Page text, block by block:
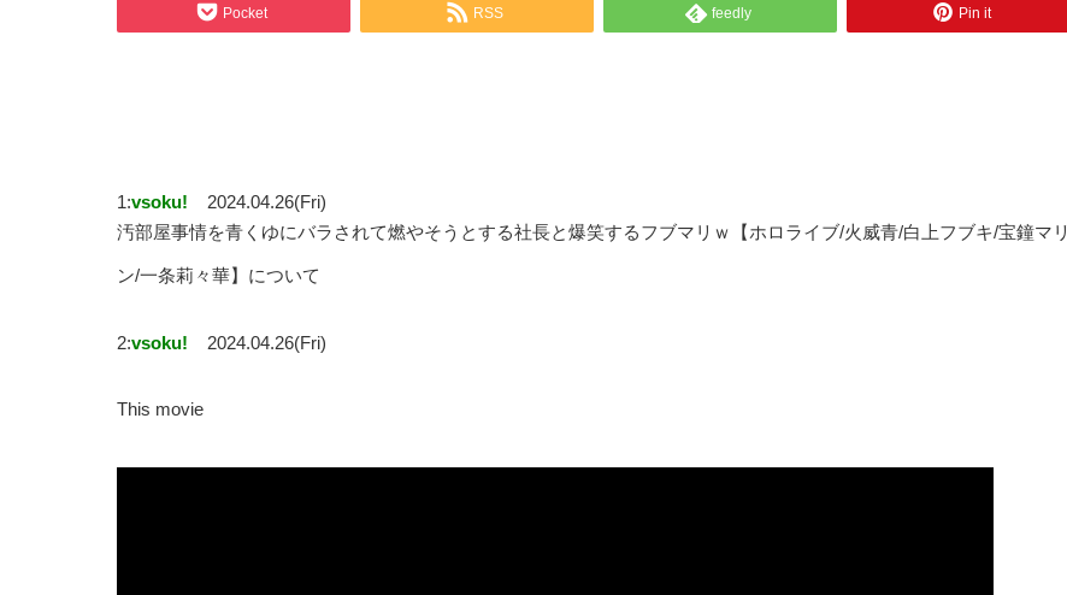
Pocket RSS feedly Pin it
1:vsoku!
2024.04.26(Fri)
汚部屋事情を青くゆにバラされて燃やそうとする社長と爆笑するフブマリｗ【ホロライブ/火威青/白上フブキ/宝鐘マリ
ン/一条莉々華】について
2:vsoku! 2024.04.26(Fri)
This movie